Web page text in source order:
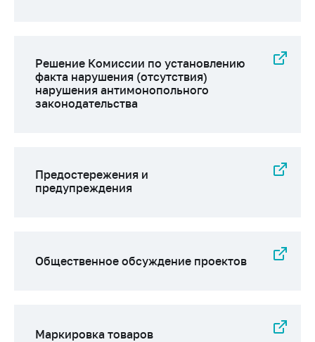
Решение Комиссии по установлению
факта нарушения (отсутствия)
нарушения антимонопольного
законодательства
Предостережения и
предупреждения
Общественное обсуждение проектов
Маркировка товаров